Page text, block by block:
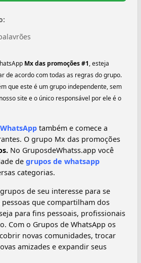
Mx das promoções #1, esteja
de acordo com todas as regras do grupo.
que este é um grupo independente, sem
site e o único responsável por ele é o
também e comece a
O grupo Mx das promoções
No GruposdeWhatss.app você
de grupos de whatsapp
categorias.
de seu interesse para se
que compartilham dos
para fins pessoais, profissionais
Com o Grupos de WhatsApp os
novas comunidades, trocar
amizades e expandir seus